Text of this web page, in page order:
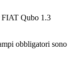
FIAT Qubo 1.3
obbligatori sono